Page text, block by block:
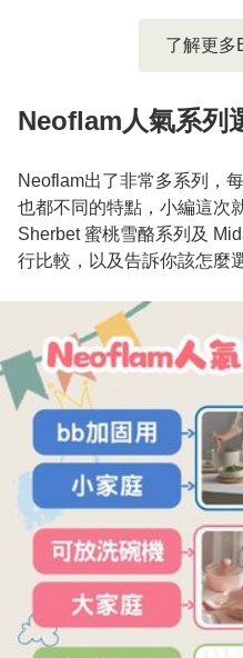
了解更多
Neoflam人氣系列
Neoflam出了非常多系列，
也都不同的特點，小編這次
Sherbet 蜜桃雪酪系列及
行比較，以及告訴你該怎麼